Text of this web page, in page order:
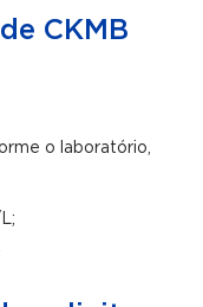
CKMB
o laboratório,